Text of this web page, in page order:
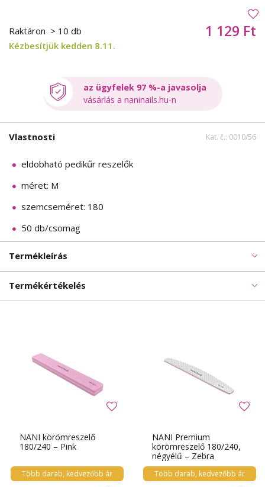
Raktáron > 10 db
Kézbesítjük kedden 8.11.
1 129 Ft
az ügyfelek 97 %-a javasolja
vásárlás a naninails.hu-n
Vlastnosti Kat. č.: 0010/56
eldobható pedikűr reszelők
méret: M
szemcseméret: 180
50 db/csomag
Termékleírás
Termékértékelés
NANI körömreszelő
180/240 – Pink
Több darab, kedvezőbb ár
NANI Premium
körömreszelő 180/240,
négyélű – Zebra
Több darab, kedvezőbb ár